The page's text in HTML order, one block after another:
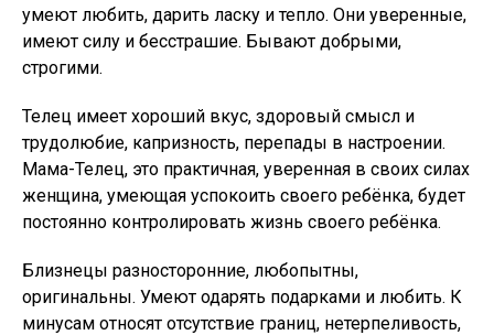
умеют любить, дарить ласку и тепло. Они уверенные,
имеют силу и бесстрашие. Бывают добрыми,
строгими.
Телец имеет хороший вкус, здоровый смысл и
трудолюбие, капризность, перепады в настроении.
Мама-Телец, это практичная, уверенная в своих силах
женщина, умеющая успокоить своего ребёнка, будет
постоянно контролировать жизнь своего ребёнка.
Близнецы разносторонние, любопытны,
оригинальны. Умеют одарять подарками и любить. К
минусам относят отсутствие границ, нетерпеливость,